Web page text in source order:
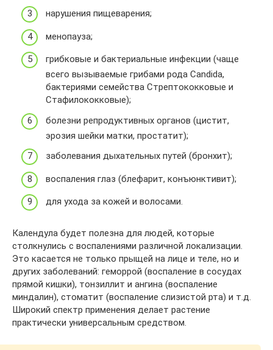
нарушения пищеварения;
менопауза;
грибковые и бактериальные инфекции (чаще
всего вызываемые грибами рода Candida,
бактериями семейства Стрептококковые и
Стафилококковые);
болезни репродуктивных органов (цистит,
эрозия шейки матки, простатит);
заболевания дыхательных путей (бронхит);
воспаления глаз (блефарит, конъюнктивит);
для ухода за кожей и волосами.
Календула будет полезна для людей, которые
столкнулись с воспалениями различной локализации.
Это касается не только прыщей на лице и теле, но и
других заболеваний: геморрой (воспаление в сосудах
прямой кишки), тонзиллит и ангина (воспаление
миндалин), стоматит (воспаление слизистой рта) и т.д.
Широкий спектр применения делает растение
практически универсальным средством.